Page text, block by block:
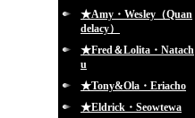
★Amy・Wesley（Quan
delacy）
★Fred＆Lolita・Natach
u
★Tony&Ola・Eriacho
★Eldrick・Seowtewa